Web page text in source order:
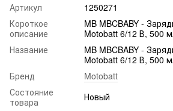
Артикул
1250271
Короткое
описание
MB MBCBABY -
Motobatt 6/12 В, 500
Название
MB MBCBABY -
Motobatt 6/12 В, 500
Бренд
Motobatt
Состояние
товара
Новый